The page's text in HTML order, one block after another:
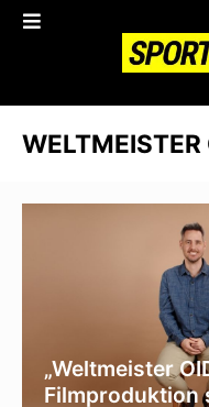
WELTMEISTER
„Weltmeister
Filmproduktion